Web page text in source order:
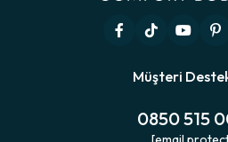
Müşteri
0850 515